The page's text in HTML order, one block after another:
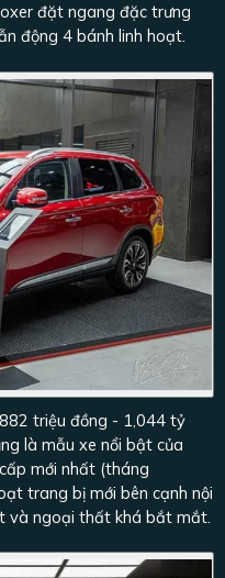
đặt ngang đặc trưng
động 4 bánh linh hoạt.
triệu đồng - 1,044 tỷ
là mẫu xe nổi bật của
mới nhất (tháng
trang bị mới bên cạnh nội
và ngoại thất khá bắt mắt.